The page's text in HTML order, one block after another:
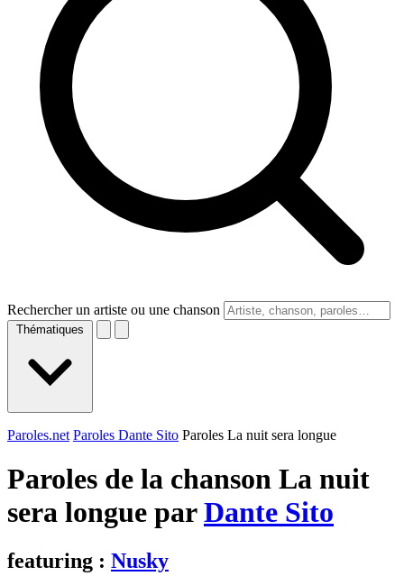
Rechercher un artiste ou une chanson
Thématiques
Paroles.net Paroles Dante Sito Paroles La nuit sera longue
Paroles de la chanson La nuit
sera longue parDante Sito
featuring : Nusky